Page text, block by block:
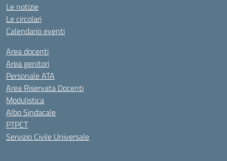
Le notizie
Le circolari
Calendario eventi
Area docenti
Area genitori
Personale ATA
Area Riservata Docenti
Modulistica
Albo Sindacale
PTPCT
Servizio Civile Universale